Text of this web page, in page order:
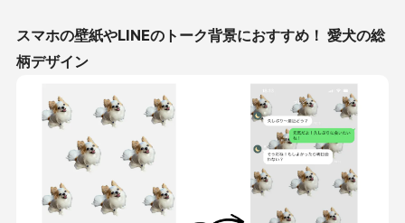
スマホの壁紙やLINEのトーク背景におすすめ！ 愛犬の総
柄デザイン